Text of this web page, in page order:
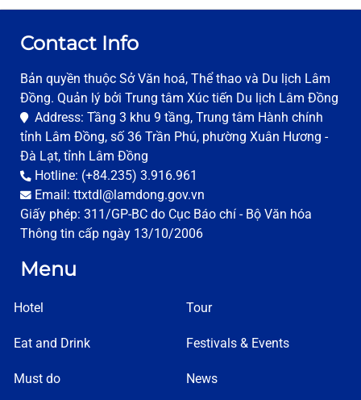
Contact Info
Bản quyền thuộc Sở Văn hoá, Thể thao và Du lịch Lâm
Đồng. Quản lý bởi Trung tâm Xúc tiến Du lịch Lâm Đồng
Address: Tầng 3 khu 9 tầng, Trung tâm Hành chính
tỉnh Lâm Đồng, số 36 Trần Phú, phường Xuân Hương -
Đà Lạt, tỉnh Lâm Đồng
Hotline: (+84.235) 3.916.961
Email: ttxtdl@lamdong.gov.vn
Giấy phép: 311/GP-BC do Cục Báo chí - Bộ Văn hóa
Thông tin cấp ngày 13/10/2006
Menu
Hotel
Eat and Drink
Must do
Tour
Festivals & Events
News